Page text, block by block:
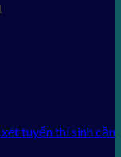
tuyển thí sinh cần